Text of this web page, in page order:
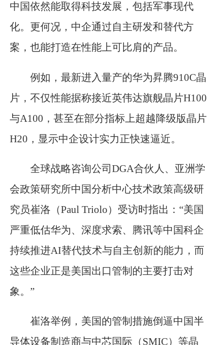
中国依然能取得科技发展，包括军事现代
化。更何况，中企通过自主研发和替代方
案，也能打造在性能上可比肩的产品。
例如，最新进入量产的华为昇腾910C晶
片，不仅性能据称接近英伟达旗舰晶片H100
与A100，甚至在部分指标上超越降级版晶片
H20，显示中企设计实力正快速逼近。
全球战略咨询公司DGA合伙人、亚洲学
会政策研究所中国分析中心技术政策高级研
究员崔洛（Paul Triolo）受访时指出：“美国
严重低估华为、深度求索、腾讯等中国科企
持续推进AI替代技术与自主创新的能力，而
这些企业正是美国出口管制的主要打击对
象。”
崔洛举例，美国的管制措施倒逼中国半
导体设备制造商与中芯国际（SMIC）等晶